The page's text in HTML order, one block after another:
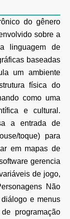
do gênero
sobre a
linguagem de
baseadas
um ambiente
física do
como uma
e cultural.
a entrada de
toque)
para
em mapas de
gerencia
de jogo,
Não
e menus
programação